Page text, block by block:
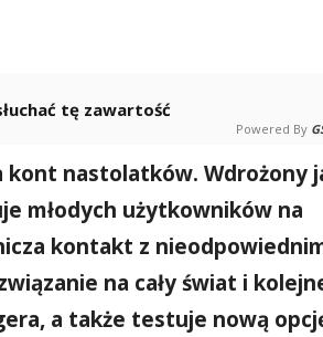
tę zawartość
Powered By
nastolatków. Wdrożony
młodych użytkowników na
kontakt z
na cały świat i
a także testuje nową